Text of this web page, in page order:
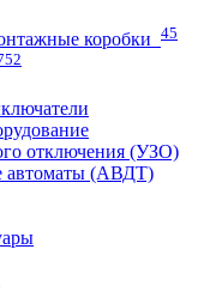
коробки
45
отключения (УЗО)
автоматы (АВДТ)